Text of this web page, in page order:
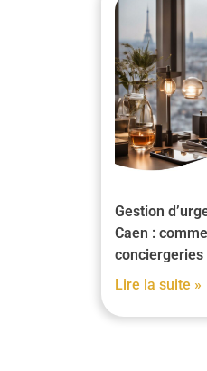
Gestion
Caen :
Lire la suite »